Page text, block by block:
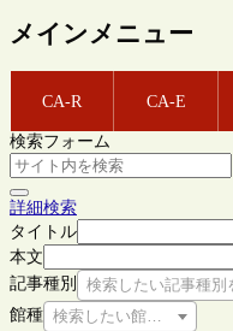
メインメニュー
CA-R CA-E
検索フォーム
詳細検索
タイトル
本文
記事種別
検索したい記事種別
館種 検索したい館種を選択し